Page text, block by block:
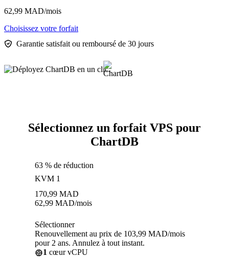
62,99 MAD/mois
Choisissez votre forfait
Garantie satisfait ou remboursé de 30 jours
Sélectionnez un forfait VPS pour
ChartDB
63 % de réduction
KVM 1
170,99 MAD
62,99 MAD/mois
Sélectionner
Renouvellement au prix de 103,99 MAD/mois
pour 2 ans. Annulez à tout instant.
1 cœur vCPU